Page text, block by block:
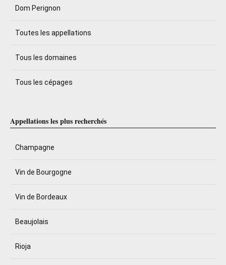
Dom Perignon
Toutes les appellations
Tous les domaines
Tous les cépages
Appellations les plus recherchés
Champagne
Vin de Bourgogne
Vin de Bordeaux
Beaujolais
Rioja